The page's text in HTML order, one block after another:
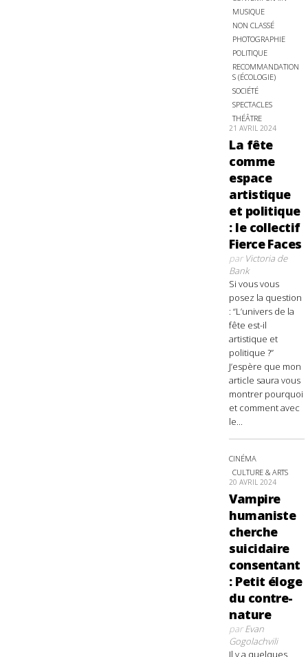
MUSIQUE
NON CLASSÉ
PHOTOGRAPHIE
POLITIQUE
RECOMMANDATION
S (ÉCOLOGIE)
SOCIÉTÉ
SPECTACLES
THÉÂTRE
21 AVRIL 2024
La fête
comme
espace
artistique
et politique
: le collectif
Fierce Faces
parVictoria de
Bank
Si vous vous
posez la question
: “L’univers de la
fête est-il
artistique et
politique ?”
J’espère que mon
article saura vous
montrer pourquoi
et comment avec
le...
CINÉMA
CULTURE & ARTS
20 AVRIL 2024
Vampire
humaniste
cherche
suicidaire
consentant
: Petit éloge
du contre-
nature
parEvan
Gogolachvili
Il y a quelques